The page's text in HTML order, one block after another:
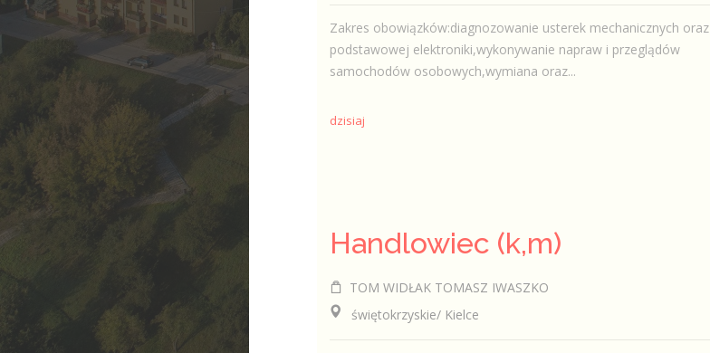
Zakres obowiązków:diagnozowanie usterek mechanicznych oraz
podstawowej elektroniki,wykonywanie napraw i przeglądów
samochodów osobowych,wymiana oraz...
dzisiaj
Handlowiec (k,m)
TOM WIDŁAK TOMASZ IWASZKO
świętokrzyskie/ Kielce